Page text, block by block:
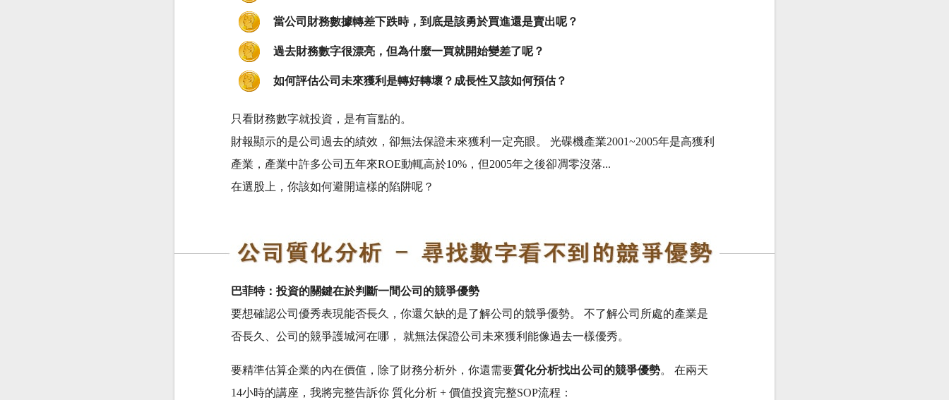
當公司財務數據轉差下跌時，到底是該勇於買進還是賣出呢？
過去財務數字很漂亮，但為什麼一買就開始變差了呢？
如何評估公司未來獲利是轉好轉壞？成長性又該如何預估？
只看財務數字就投資，是有盲點的。
財報顯示的是公司過去的績效，卻無法保證未來獲利一定亮眼。 光碟機產業2001~2005年是高獲利
產業，產業中許多公司五年來ROE動輒高於10%，但2005年之後卻凋零沒落...
在選股上，你該如何避開這樣的陷阱呢？
巴菲特：投資的關鍵在於判斷一間公司的競爭優勢
要想確認公司優秀表現能否長久，你還欠缺的是了解公司的競爭優勢。 不了解公司所處的產業是
否長久、公司的競爭護城河在哪， 就無法保證公司未來獲利能像過去一樣優秀。
要精準估算企業的內在價值，除了財務分析外，你還需要質化分析找出公司的競爭優勢。 在兩天
14小時的講座，我將完整告訴你 質化分析 + 價值投資完整SOP流程：